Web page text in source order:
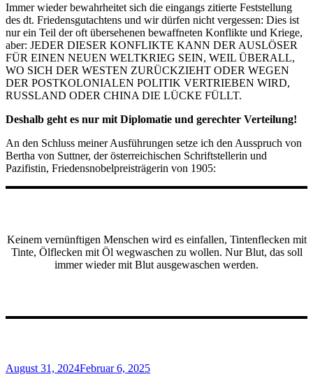
Immer wieder bewahrheitet sich die eingangs zitierte Feststellung
des dt. Friedensgutachtens und wir dürfen nicht vergessen: Dies ist
nur ein Teil der oft übersehenen bewaffneten Konflikte und Kriege,
aber: JEDER DIESER KONFLIKTE KANN DER AUSLÖSER
FÜR EINEN NEUEN WELTKRIEG SEIN, WEIL ÜBERALL,
WO SICH DER WESTEN ZURÜCKZIEHT ODER WEGEN
DER POSTKOLONIALEN POLITIK VERTRIEBEN WIRD,
RUSSLAND ODER CHINA DIE LÜCKE FÜLLT.
Deshalb geht es nur mit Diplomatie und gerechter Verteilung!
An den Schluss meiner Ausführungen setze ich den Ausspruch von
Bertha von Suttner, der österreichischen Schriftstellerin und
Pazifistin, Friedensnobelpreisträgerin von 1905:
Keinem vernünftigen Menschen wird es einfallen, Tintenflecken mit
Tinte, Ölflecken mit Öl wegwaschen zu wollen. Nur Blut, das soll
immer wieder mit Blut ausgewaschen werden.
Veröffentlicht
August 31, 2024Februar 6, 2025